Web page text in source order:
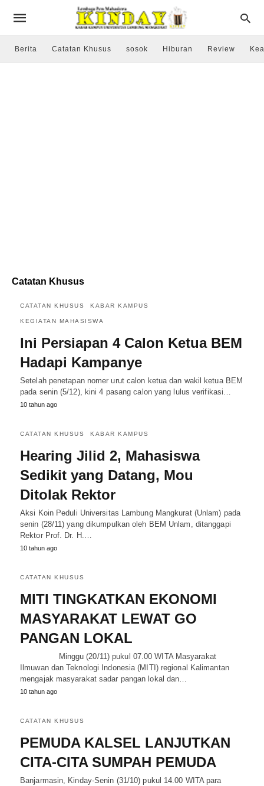
Berita Catatan Khusus sosok Hiburan Review
Catatan Khusus
CATATAN KHUSUS KABAR KAMPUS
KEGIATAN MAHASISWA
Ini Persiapan 4 Calon Ketua BEM
Hadapi Kampanye
Setelah penetapan nomer urut calon ketua dan wakil ketua BEM
pada senin (5/12), kini 4 pasang calon yang lulus verifikasi…
10 tahun ago
CATATAN KHUSUS KABAR KAMPUS
Hearing Jilid 2, Mahasiswa
Sedikit yang Datang, Mou
Ditolak Rektor
Aksi Koin Peduli Universitas Lambung Mangkurat (Unlam) pada
senin (28/11) yang dikumpulkan oleh BEM Unlam, ditanggapi
Rektor Prof. Dr. H.…
10 tahun ago
CATATAN KHUSUS
MITI TINGKATKAN EKONOMI
MASYARAKAT LEWAT GO
PANGAN LOKAL
Minggu (20/11) pukul 07.00 WITA Masyarakat
Ilmuwan dan Teknologi Indonesia (MITI) regional Kalimantan
mengajak masyarakat sadar pangan lokal dan…
10 tahun ago
CATATAN KHUSUS
PEMUDA KALSEL LANJUTKAN
CITA-CITA SUMPAH PEMUDA
Banjarmasin, Kinday-Senin (31/10) pukul 14.00 WITA para